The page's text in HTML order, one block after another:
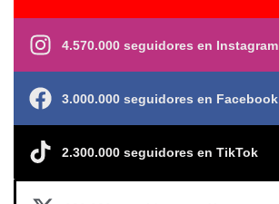
4.570.000 seguidores en Instagram
3.000.000 seguidores en Facebook
2.300.000 seguidores en TikTok